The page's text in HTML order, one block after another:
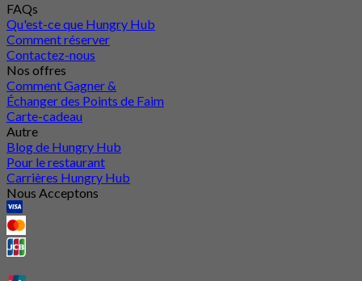
FAQs
Qu'est-ce que Hungry Hub
Comment réserver
Contactez-nous
Nos offres
Comment Gagner &
Échanger des Points de Faim
Carte-cadeau
Autre
Blog de Hungry Hub
Pour le restaurant
Carrières Hungry Hub
Nous Acceptons